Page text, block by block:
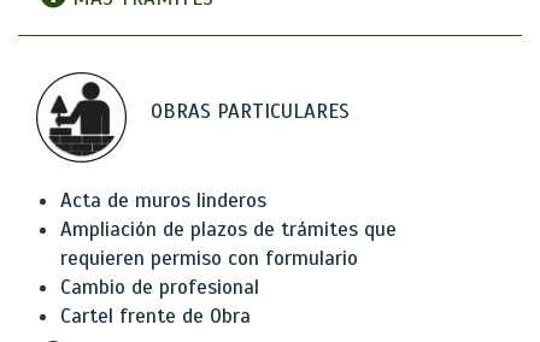
OBRAS PARTICULARES
Acta de muros linderos
Ampliación de plazos de trámites que
requieren permiso con formulario
Cambio de profesional
Cartel frente de Obra